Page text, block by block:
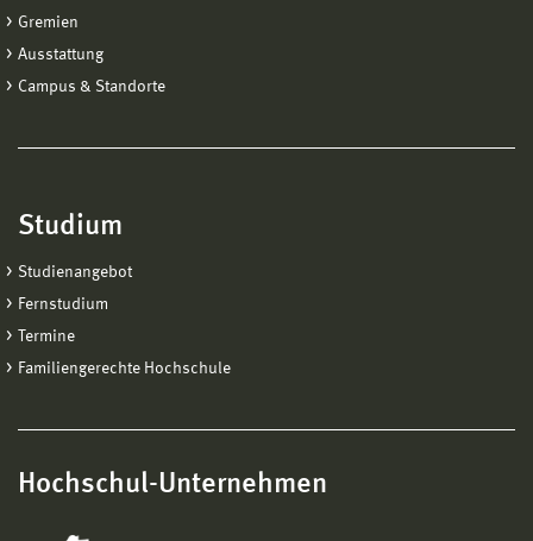
Gremien
Ausstattung
Campus & Standorte
Studium
Studienangebot
Fernstudium
Termine
Familiengerechte Hochschule
Hochschul-Unternehmen